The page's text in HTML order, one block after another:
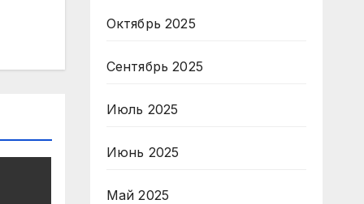
Октябрь 2025
Сентябрь 2025
Июль 2025
Июнь 2025
Май 2025